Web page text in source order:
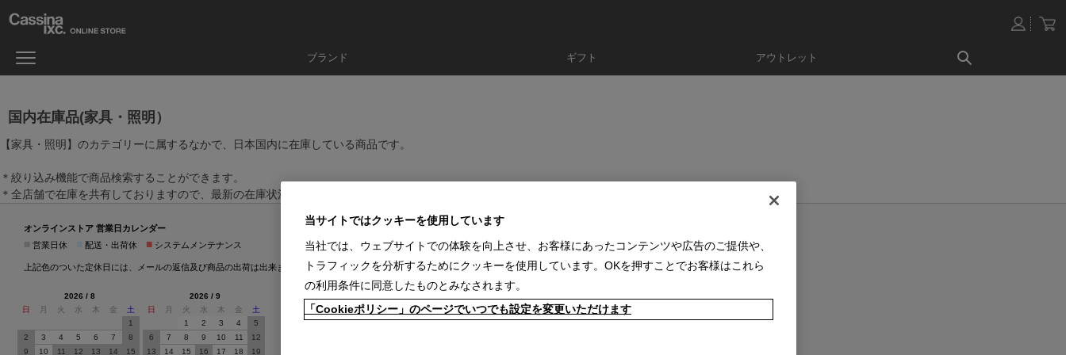
ブランド ギフト アウトレット
国内在庫品(家具・照明）
【家具・照明】のカテゴリーに属するなかで、日本国内に在庫している商品です。
＊絞り込み機能で商品検索することができます。
＊全店舗で在庫を共有しておりますので、最新の在庫状況についてはお問い合わせください。
オンラインストア 営業日カレンダー
営業日休 配送・出荷休 ■ システムメンテナンス
上記色のついた定休日には、メールの返信及び商品の出荷は出来ませんのでご了承下さい。直営店舗の営業時間は休業日のお知らせ をご覧ください。
2026 / 8
日
月 火 水 木 金
土
1
2
3 4 5 6 7
8
9
10 11 12 13 14
15
2026 / 9
日
月 火 水 木 金
土
1
2 3 4
5
6
7 8 9 10 11
12
13
14 15 16 17 18
19
当サイトではクッキーを使用しています
当社では、ウェブサイトでの体験を向上させ、お客様にあったコンテンツや広告のご提供や、
トラフィックを分析するためにクッキーを使用しています。OKを押すことでお客様はこれら
の利用条件に同意したものとみなされます。
「Cookieポリシー」のページでいつでも設定を変更いただけます